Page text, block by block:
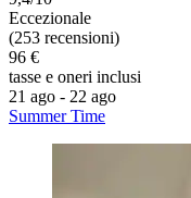
Eccezionale
(253 recensioni)
96 €
tasse e oneri inclusi
21 ago - 22 ago
Summer Time